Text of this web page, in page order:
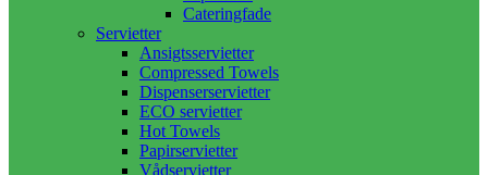
Cateringfade
Servietter
Ansigtsservietter
Compressed Towels
Dispenserservietter
ECO servietter
Hot Towels
Papirservietter
Vådservietter